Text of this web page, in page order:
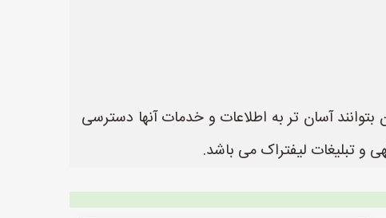
بتوانند آسان تر به اطلاعات و خدمات آنها دسترسی